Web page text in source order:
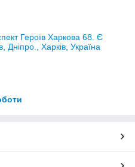
Героїв Харкова 68. Є
Дніпро., Харків, Україна